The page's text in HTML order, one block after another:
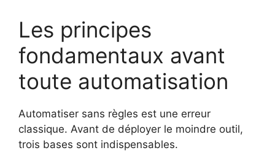
Les principes
fondamentaux avant
toute automatisation
Automatiser sans règles est une erreur
classique. Avant de déployer le moindre outil,
trois bases sont indispensables.